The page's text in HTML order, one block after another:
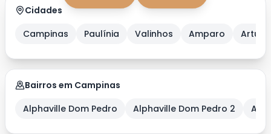
Cidades
Campinas
Paulínia Valinhos Amparo Artur
Bairros em Campinas
Alphaville Dom Pedro
Alphaville Dom Pedro 2